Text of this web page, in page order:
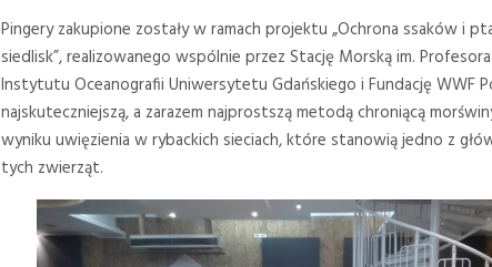
Pingery zakupione zostały w ramach projektu „Ochrona ssaków i
siedlisk”, realizowanego wspólnie przez Stację Morską im.
Instytutu Oceanografii Uniwersytetu Gdańskiego i Fundację WWF
najskuteczniejszą, a zarazem najprostszą metodą chroniącą
wyniku uwięzienia w rybackich sieciach, które stanowią jedno z
tych zwierząt.